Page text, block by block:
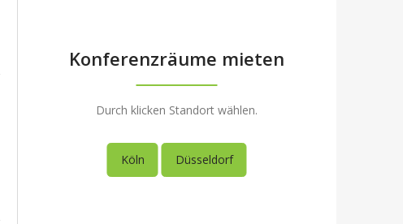
Konferenzräume mieten
Durch klicken Standort wählen.
Köln Düsseldorf